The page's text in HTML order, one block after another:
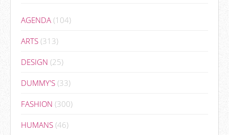
AGENDA (104)
ARTS (313)
DESIGN (25)
DUMMY'S (33)
FASHION (300)
HUMANS (46)